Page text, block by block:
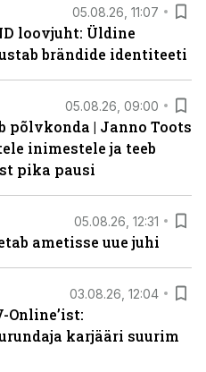
05.08.26, 11:07
loovjuht: Üldine
brändide identiteeti
05.08.26, 09:00
põlvkonda | Janno Toots
inimestele ja teeb
pika pausi
05.08.26, 12:31
ametisse uue juhi
03.08.26, 12:04
Online’ist:
karjääri suurim